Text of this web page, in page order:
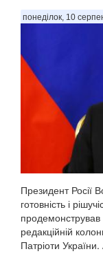
понеділок, 10
Президент Росії
готовність і
продемонстрував
редакційній
Патріоти